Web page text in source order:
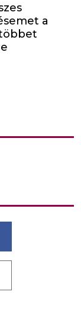
a